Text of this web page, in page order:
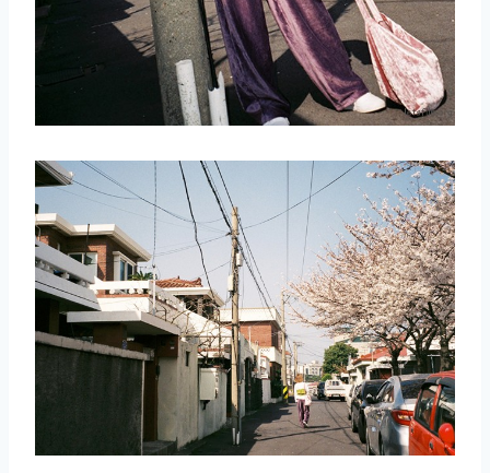
取消 搜索